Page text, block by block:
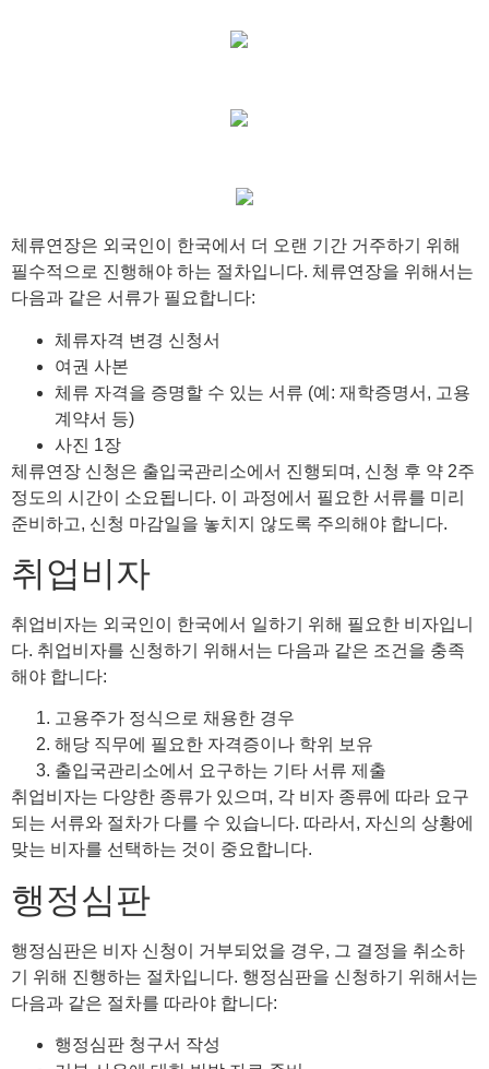
체류연장은 외국인이 한국에서 더 오랜 기간 거주하기 위해
필수적으로 진행해야 하는 절차입니다. 체류연장을 위해서는
다음과 같은 서류가 필요합니다:
체류자격 변경 신청서
여권 사본
체류 자격을 증명할 수 있는 서류 (예: 재학증명서, 고용
계약서 등)
사진 1장
체류연장 신청은 출입국관리소에서 진행되며, 신청 후 약 2주
정도의 시간이 소요됩니다. 이 과정에서 필요한 서류를 미리
준비하고, 신청 마감일을 놓치지 않도록 주의해야 합니다.
취업비자
취업비자는 외국인이 한국에서 일하기 위해 필요한 비자입니
다. 취업비자를 신청하기 위해서는 다음과 같은 조건을 충족
해야 합니다:
고용주가 정식으로 채용한 경우
해당 직무에 필요한 자격증이나 학위 보유
출입국관리소에서 요구하는 기타 서류 제출
취업비자는 다양한 종류가 있으며, 각 비자 종류에 따라 요구
되는 서류와 절차가 다를 수 있습니다. 따라서, 자신의 상황에
맞는 비자를 선택하는 것이 중요합니다.
행정심판
행정심판은 비자 신청이 거부되었을 경우, 그 결정을 취소하
기 위해 진행하는 절차입니다. 행정심판을 신청하기 위해서는
다음과 같은 절차를 따라야 합니다:
행정심판 청구서 작성